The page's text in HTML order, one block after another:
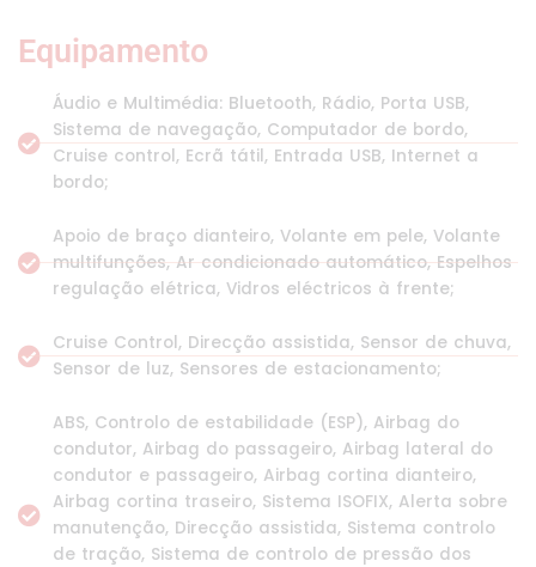
Equipamento
Áudio e Multimédia: Bluetooth, Rádio, Porta USB,
Sistema de navegação, Computador de bordo,
Cruise control, Ecrã tátil, Entrada USB, Internet a
bordo;
Apoio de braço dianteiro, Volante em pele, Volante
multifunções, Ar condicionado automático, Espelhos
regulação elétrica, Vidros eléctricos à frente;
Cruise Control, Direcção assistida, Sensor de chuva,
Sensor de luz, Sensores de estacionamento;
ABS, Controlo de estabilidade (ESP), Airbag do
condutor, Airbag do passageiro, Airbag lateral do
condutor e passageiro, Airbag cortina dianteiro,
Airbag cortina traseiro, Sistema ISOFIX, Alerta sobre
manutenção, Direcção assistida, Sistema controlo
de tração, Sistema de controlo de pressão dos